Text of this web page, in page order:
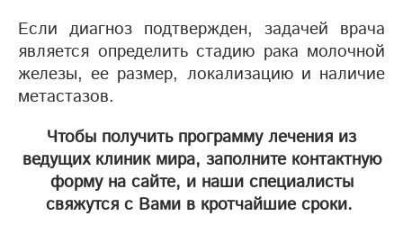
Если диагноз подтвержден, задачей врача
является определить стадию рака молочной
железы, ее размер, локализацию и наличие
метастазов.
Чтобы получить программу лечения из
ведущих клиник мира, заполните контактную
форму на сайте, и наши специалисты
свяжутся с Вами в кротчайшие сроки.